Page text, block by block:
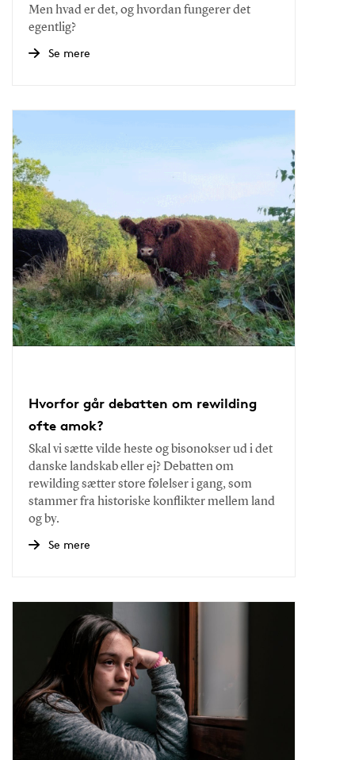
Men hvad er det, og hvordan fungerer det
egentlig?
Se mere
Hvorfor går debatten om rewilding
ofte amok?
Skal vi sætte vilde heste og bisonokser ud i det
danske landskab eller ej? Debatten om
rewilding sætter store følelser i gang, som
stammer fra historiske konflikter mellem land
og by.
Se mere